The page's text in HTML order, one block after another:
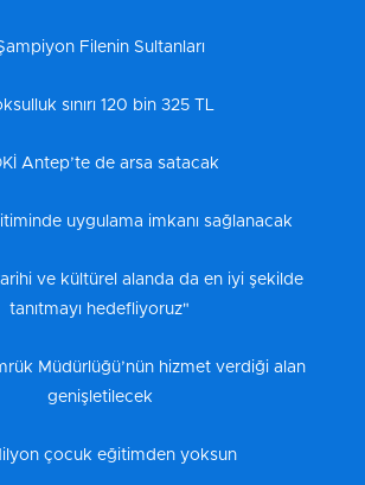
Filenin Sultanları
sınırı 120 bin 325 TL
Antep’te de arsa satacak
uygulama imkanı sağlanacak
ve kültürel alanda da en iyi şekilde
tanıtmayı hedefliyoruz"
Müdürlüğü’nün hizmet verdiği alan
genişletilecek
çocuk eğitimden yoksun